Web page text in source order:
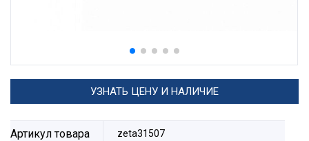
УЗНАТЬ ЦЕНУ И НАЛИЧИЕ
Артикул товара zeta31507